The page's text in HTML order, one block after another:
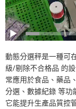
動態分選秤是一種可
級/剔除不合格品 的設
常應用於食品、藥品
分選、數據紀錄 等功
它能提升生產品質控